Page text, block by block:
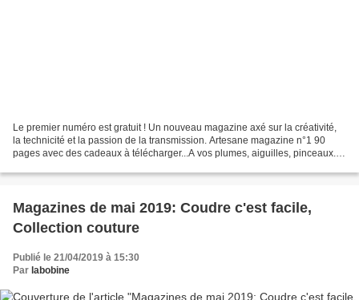
Le premier numéro est gratuit ! Un nouveau magazine axé sur la créativité,
la technicité et la passion de la transmission. Artesane magazine n°1 90
pages avec des cadeaux à télécharger...A vos plumes, aiguilles, pinceaux...
Magazines de mai 2019: Coudre c'est facile,
Collection couture
Publié le 21/04/2019 à 15:30
Par labobine